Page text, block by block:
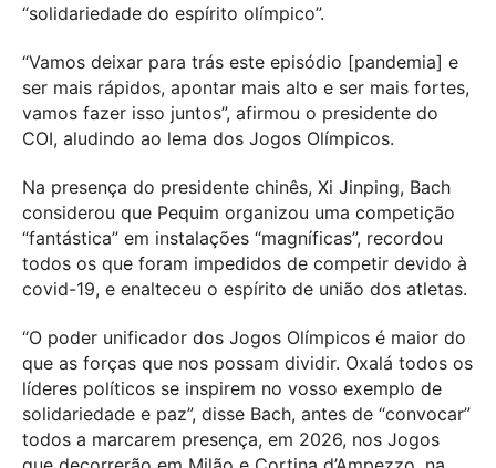
“solidariedade do espírito olímpico”.
“Vamos deixar para trás este episódio [pandemia] e
ser mais rápidos, apontar mais alto e ser mais fortes,
vamos fazer isso juntos”, afirmou o presidente do
COI, aludindo ao lema dos Jogos Olímpicos.
Na presença do presidente chinês, Xi Jinping, Bach
considerou que Pequim organizou uma competição
“fantástica” em instalações “magníficas”, recordou
todos os que foram impedidos de competir devido à
covid-19, e enalteceu o espírito de união dos atletas.
“O poder unificador dos Jogos Olímpicos é maior do
que as forças que nos possam dividir. Oxalá todos os
líderes políticos se inspirem no vosso exemplo de
solidariedade e paz”, disse Bach, antes de “convocar”
todos a marcarem presença, em 2026, nos Jogos